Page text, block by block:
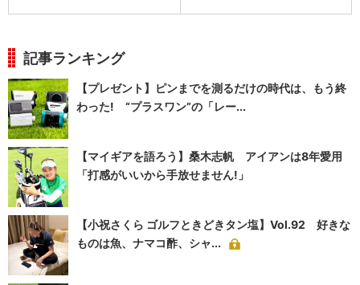
記事ランキング
【プレゼント】ピンまでを測るだけの時代は、もう終
わった! “プラスワン”の「レー...
【マイギアを語ろう】桑木志帆 アイアンは8年愛用
「打感がいいから手放せません!」
【小祝さくら ゴルフときどきタン塩】Vol.92 好きな
ものは魚、ナマコ酢、シャ...